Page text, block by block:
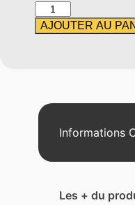
quantité
de
AJOUTER AU
Informations
Les + du